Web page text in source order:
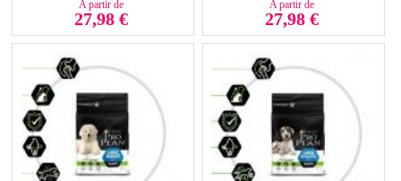
Équilibre & Instinct
Flatazor
Prémience - Gamme Professionnelle
Dog's Love - Aliment humide
Crousti
Tenor
Aliments BIO
Pâtes et riz pour chien
Purina
Royal Canin
A partir de
27,98 €
A partir de
27,98 €